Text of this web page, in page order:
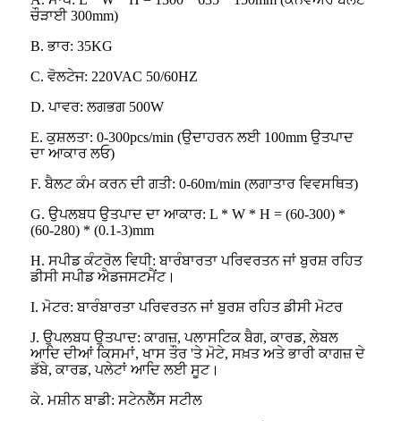
ਚੌੜਾਈ 300mm)
B. ਭਾਰ: 35KG
C. ਵੋਲਟੇਜ: 220VAC 50/60HZ
D. ਪਾਵਰ: ਲਗਭਗ 500W
E. ਕੁਸ਼ਲਤਾ: 0-300pcs/min (ਉਦਾਹਰਨ ਲਈ 100mm ਉਤਪਾਦ
ਦਾ ਆਕਾਰ ਲਓ)
F. ਬੈਲਟ ਕੰਮ ਕਰਨ ਦੀ ਗਤੀ: 0-60m/min (ਲਗਾਤਾਰ ਵਿਵਸਥਿਤ)
G. ਉਪਲਬਧ ਉਤਪਾਦ ਦਾ ਆਕਾਰ: L * W * H = (60-300) *
(60-280) * (0.1-3)mm
H. ਸਪੀਡ ਕੰਟਰੋਲ ਵਿਧੀ: ਬਾਰੰਬਾਰਤਾ ਪਰਿਵਰਤਨ ਜਾਂ ਬੁਰਸ਼ ਰਹਿਤ
ਡੀਸੀ ਸਪੀਡ ਐਡਜਸਟਮੈਂਟ।
I. ਮੋਟਰ: ਬਾਰੰਬਾਰਤਾ ਪਰਿਵਰਤਨ ਜਾਂ ਬੁਰਸ਼ ਰਹਿਤ ਡੀਸੀ ਮੋਟਰ
J. ਉਪਲਬਧ ਉਤਪਾਦ: ਕਾਗਜ਼, ਪਲਾਸਟਿਕ ਬੈਗ, ਕਾਰਡ, ਲੇਬਲ
ਆਦਿ ਦੀਆਂ ਕਿਸਮਾਂ, ਖਾਸ ਤੌਰ 'ਤੇ ਮੋਟੇ, ਸਖ਼ਤ ਅਤੇ ਭਾਰੀ ਕਾਗਜ਼ ਦੇ
ਡੱਬੇ, ਕਾਰਡ, ਪਲੇਟਾਂ ਆਦਿ ਲਈ ਸੂਟ।
ਕੇ. ਮਸ਼ੀਨ ਬਾਡੀ: ਸਟੇਨਲੈੱਸ ਸਟੀਲ